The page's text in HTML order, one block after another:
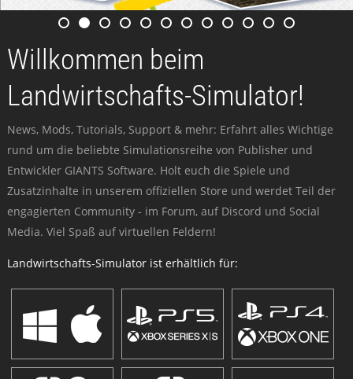
Willkommen beim
Landwirtschafts-Simulator!
News, Mods, Tutorials, Support & mehr: Erfahrt alles Wichtige
rund um die beliebte Simulationsreihe von Publisher und
Entwickler GIANTS Software. Holt euch die Spiele und
Zusatzinhalte in unserem offiziellen Store und werdet Teil der
engagierten Community - im Forum, auf Discord und Social
Media. Viel Spaß auf virtuellen Feldern!
Landwirtschafts-Simulator ist erhältlich für: